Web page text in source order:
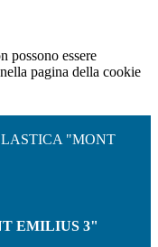
possono essere
pagina della cookie
"MONT
EMILIUS 3"